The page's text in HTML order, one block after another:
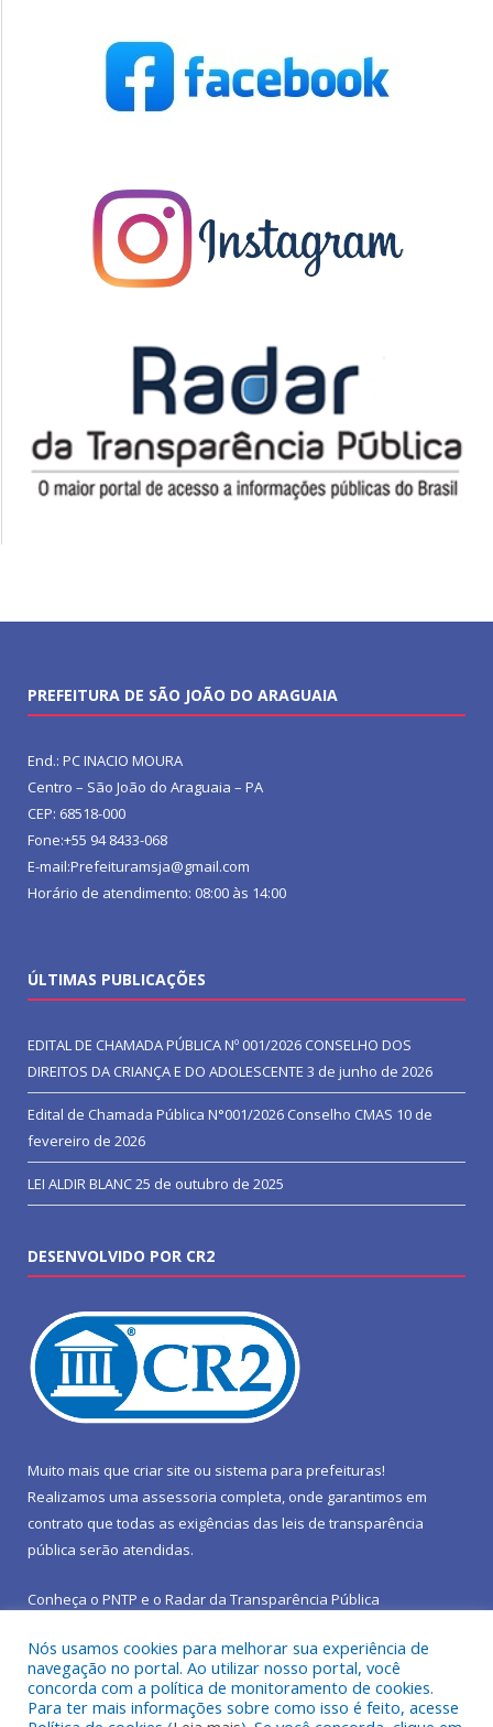
PREFEITURA DE SÃO JOÃO DO ARAGUAIA
End.: PC INACIO MOURA
Centro – São João do Araguaia – PA
CEP: 68518-000
Fone:+55 94 8433-068
E-mail:Prefeituramsja@gmail.com
Horário de atendimento: 08:00 às 14:00
ÚLTIMAS PUBLICAÇÕES
EDITAL DE CHAMADA PÚBLICA Nº 001/2026 CONSELHO DOS
DIREITOS DA CRIANÇA E DO ADOLESCENTE 3 de junho de 2026
Edital de Chamada Pública N°001/2026 Conselho CMAS 10 de
fevereiro de 2026
LEI ALDIR BLANC25 de outubro de 2025
DESENVOLVIDO POR CR2
Muito mais que criar site ou sistema para prefeituras!
Realizamos uma assessoria completa, onde garantimos em
contrato que todas as exigências das leis de transparência
pública serão atendidas.
Conheça o PNTP e o Radar da Transparência Pública
Todos os direitos reservados a Prefeitura Municipal de São João
Nós usamos cookies para melhorar sua experiência de
navegação no portal. Ao utilizar nosso portal, você
concorda com a política de monitoramento de cookies.
Para ter mais informações sobre como isso é feito, acesse